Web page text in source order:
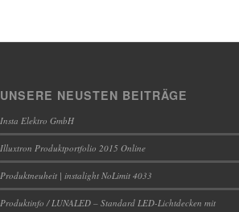
UNSERE NEUSTEN BEITRÄGE
Insta Elektro GmbH
Illuxtron Produktportfolio 2015 Online
Produktneuheit | instalight NoLimit 4033
Produktinfo / LUNALED – Standard LED-Lichtdecken mit